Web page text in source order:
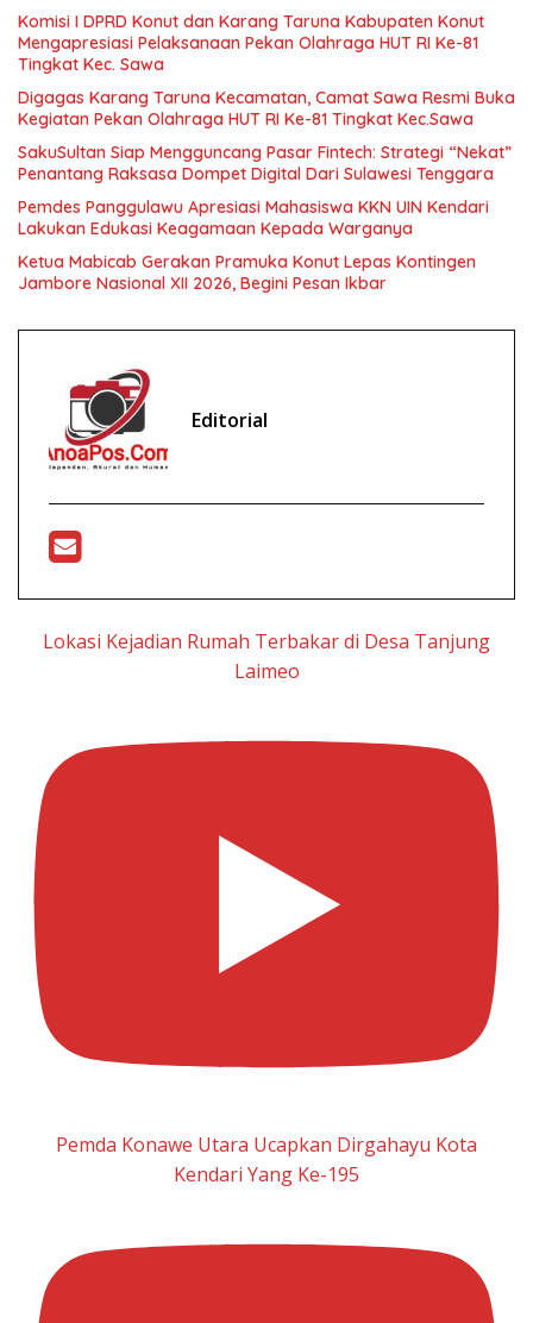
Komisi I DPRD Konut dan Karang Taruna Kabupaten Konut
Mengapresiasi Pelaksanaan Pekan Olahraga HUT RI Ke-81
Tingkat Kec. Sawa
Digagas Karang Taruna Kecamatan, Camat Sawa Resmi Buka
Kegiatan Pekan Olahraga HUT RI Ke-81 Tingkat Kec.Sawa
SakuSultan Siap Mengguncang Pasar Fintech: Strategi “Nekat”
Penantang Raksasa Dompet Digital Dari Sulawesi Tenggara
Pemdes Panggulawu Apresiasi Mahasiswa KKN UIN Kendari
Lakukan Edukasi Keagamaan Kepada Warganya
Ketua Mabicab Gerakan Pramuka Konut Lepas Kontingen
Jambore Nasional XII 2026, Begini Pesan Ikbar
Editorial
Lokasi Kejadian Rumah Terbakar di Desa Tanjung
Laimeo
Pemda Konawe Utara Ucapkan Dirgahayu Kota
Kendari Yang Ke-195